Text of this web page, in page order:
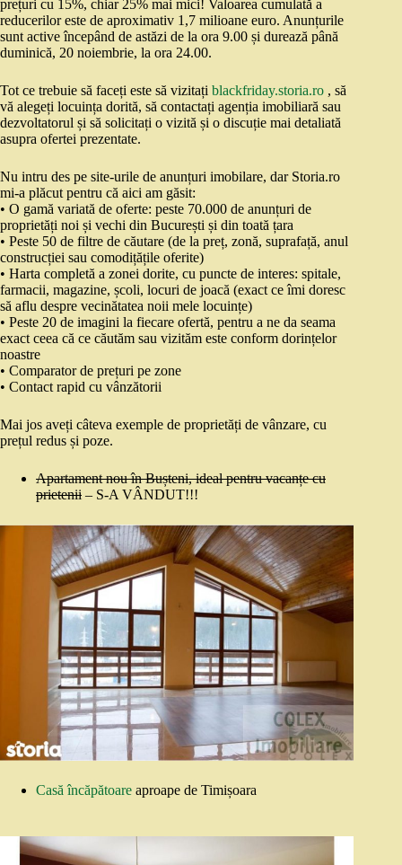
prețuri cu 15%, chiar 25% mai mici! Valoarea cumulată a
reducerilor este de aproximativ 1,7 milioane euro. Anunțurile
sunt active începând de astăzi de la ora 9.00 și durează până
duminică, 20 noiembrie, la ora 24.00.
Tot ce trebuie să faceți este să vizitați blackfriday.storia.ro , să
vă alegeți locuința dorită, să contactați agenția imobiliară sau
dezvoltatorul și să solicitați o vizită și o discuție mai detaliată
asupra ofertei prezentate.
Nu intru des pe site-urile de anunțuri imobilare, dar Storia.ro
mi-a plăcut pentru că aici am găsit:
• O gamă variată de oferte: peste 70.000 de anunțuri de
proprietăți noi și vechi din București și din toată țara
• Peste 50 de filtre de căutare (de la preț, zonă, suprafață, anul
construcției sau comodițățile oferite)
• Harta completă a zonei dorite, cu puncte de interes: spitale,
farmacii, magazine, școli, locuri de joacă (exact ce îmi doresc
să aflu despre vecinătatea noii mele locuințe)
• Peste 20 de imagini la fiecare ofertă, pentru a ne da seama
exact ceea că ce căutăm sau vizităm este conform dorințelor
noastre
• Comparator de prețuri pe zone
• Contact rapid cu vânzătorii
Mai jos aveți câteva exemple de proprietăți de vânzare, cu
prețul redus și poze.
Apartament nou în Bușteni, ideal pentru vacanțe cu
prietenii – S-A VÂNDUT!!!
Casă încăpătoare aproape de Timișoara